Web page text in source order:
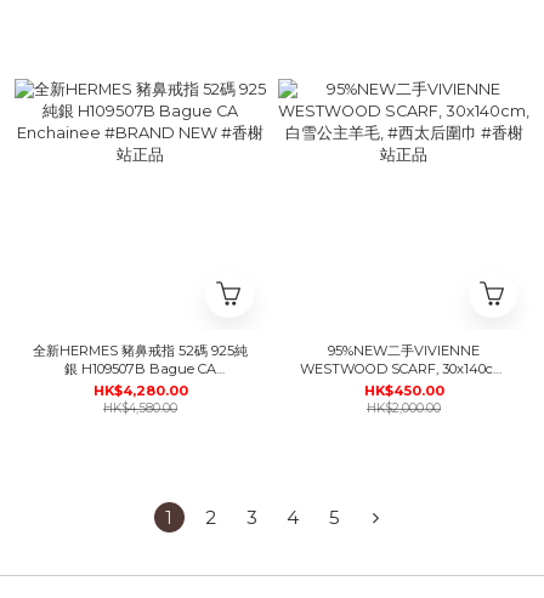
全新HERMES 豬鼻戒指 52碼 925純
銀 H109507B Bague CA
Enchainee #BRAND NEW #香榭
站正品
HK$4,280.00
HK$4,580.00
95%NEW二手VIVIENNE
WESTWOOD SCARF, 30x140cm,
白雪公主羊毛, #西太后圍巾 #香榭
站正品
HK$450.00
HK$2,000.00
1 2 3 4 5